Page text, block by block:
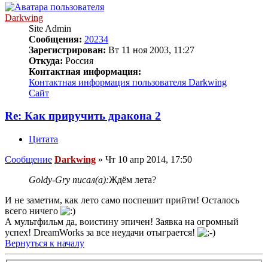
Darkwing
Site Admin
Сообщения: 20234
Зарегистрирован: Вт 11 ноя 2003, 11:27
Откуда: Россия
Контактная информация:
Контактная информация пользователя Darkwing
Сайт
Re: Как приручить дракона 2
Цитата
Сообщение Darkwing » Чт 10 апр 2014, 17:50
Goldy-Gry писал(а):Ждём лета?
И не заметим, как лето само поспешит прийти! Осталось
всего ничего
А мультфильм да, воистину эпичен! Заявка на огромный
успех! DreamWorks за все неудачи отыграется!
Вернуться к началу